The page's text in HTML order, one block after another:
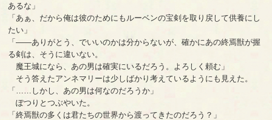
あるな」
「あぁ、だから俺は彼のためにもルーベンの宝剣を取り戻して供養にし
たい」
「――ありがとう、でいいのかは分からないが、確かにあの終焉獣が握
る剣は、そうに違いない。
魔王城になら、あの男は確実にいるだろう。よろしく頼む」
そう答えたアンネマリーは少しばかり考えているようにも見えた。
「……しかし、あの男は何なのだろうか」
ぽつりとつぶやいた。
「終焉獣の多くは君たちの世界から渡ってきたのだろう？」